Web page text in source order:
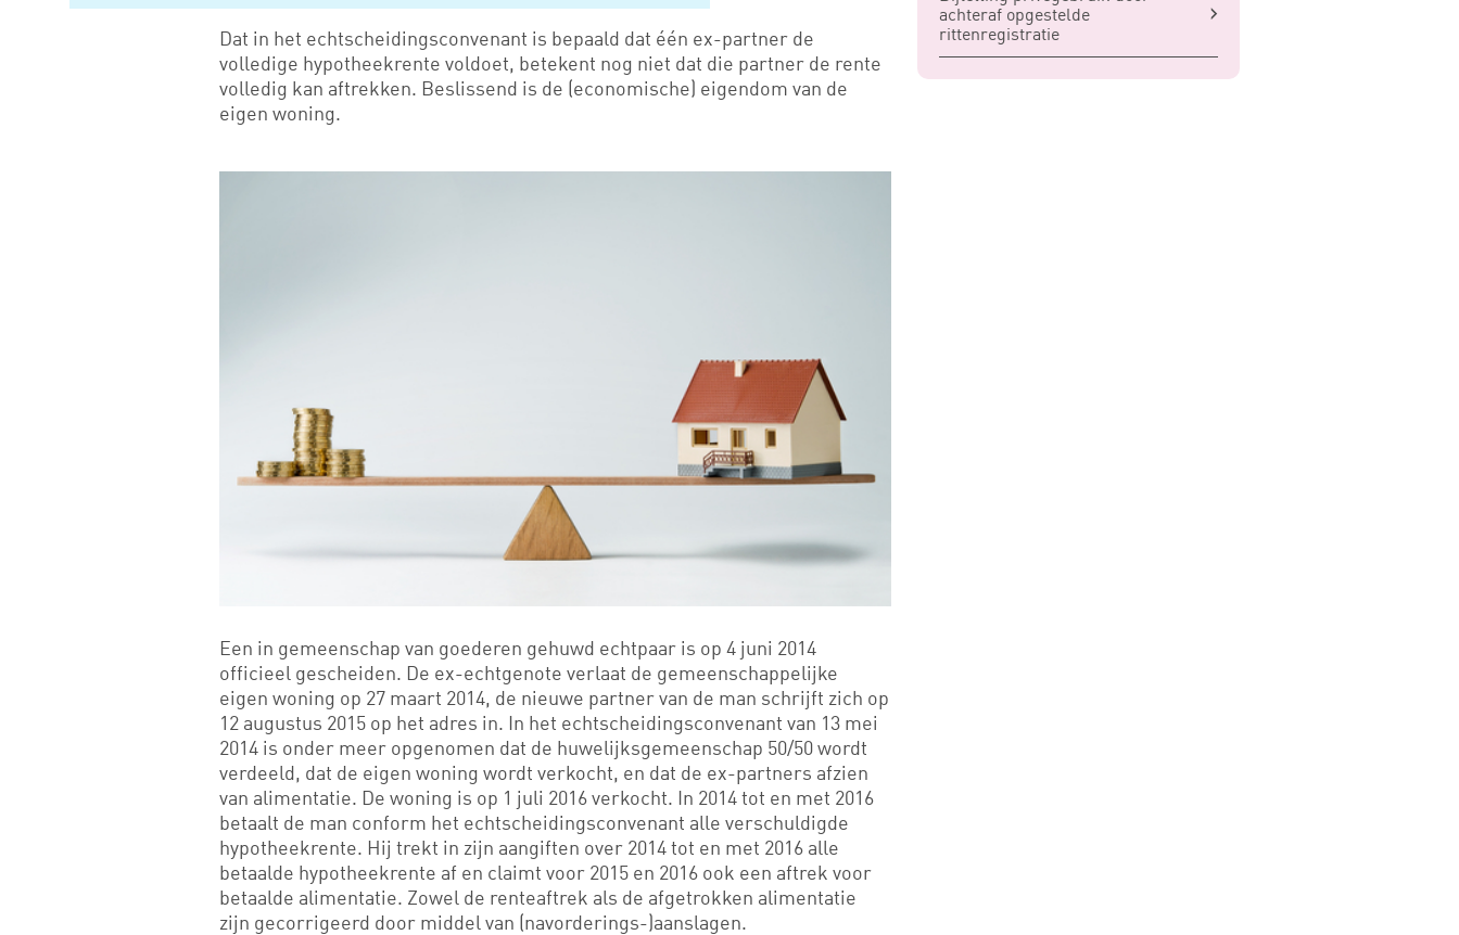
Dat in het echtscheidingsconvenant is bepaald dat één ex-partner de
volledige hypotheekrente voldoet, betekent nog niet dat die partner de rente
volledig kan aftrekken. Beslissend is de (economische) eigendom van de
eigen woning.
Een in gemeenschap van goederen gehuwd echtpaar is op 4 juni 2014
officieel gescheiden. De ex-echtgenote verlaat de gemeenschappelijke
eigen woning op 27 maart 2014, de nieuwe partner van de man schrijft zich op
12 augustus 2015 op het adres in. In het echtscheidingsconvenant van 13 mei
2014 is onder meer opgenomen dat de huwelijksgemeenschap 50/50 wordt
verdeeld, dat de eigen woning wordt verkocht, en dat de ex-partners afzien
van alimentatie. De woning is op 1 juli 2016 verkocht. In 2014 tot en met 2016
betaalt de man conform het echtscheidingsconvenant alle verschuldigde
hypotheekrente. Hij trekt in zijn aangiften over 2014 tot en met 2016 alle
betaalde hypotheekrente af en claimt voor 2015 en 2016 ook een aftrek voor
betaalde alimentatie. Zowel de renteaftrek als de afgetrokken alimentatie
zijn gecorrigeerd door middel van (navorderings-)aanslagen.
achteraf opgestelde
rittenregistratie